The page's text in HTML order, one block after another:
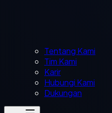
Tentang Kami
Tim Kami
Karir
Hubungi Kami
Dukungan